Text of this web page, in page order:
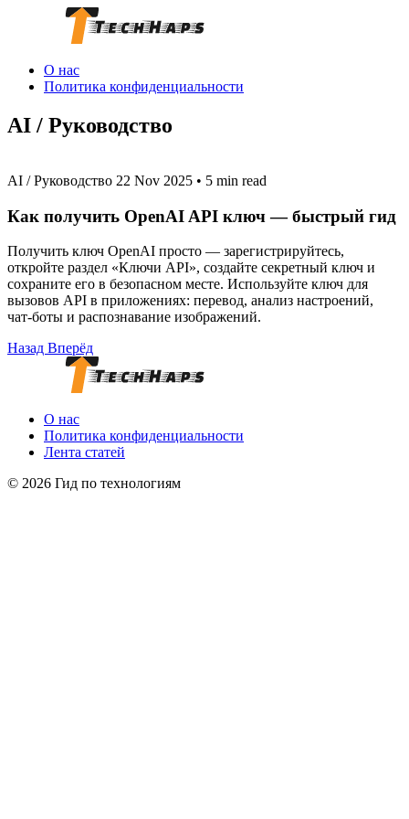
О нас
Политика конфиденциальности
AI / Руководство
AI / Руководство 22 Nov 2025 • 5 min read
Как получить OpenAI API ключ — быстрый гид
Получить ключ OpenAI просто — зарегистрируйтесь,
откройте раздел «Ключи API», создайте секретный ключ и
сохраните его в безопасном месте. Используйте ключ для
вызовов API в приложениях: перевод, анализ настроений,
чат‑боты и распознавание изображений.
Назад Вперёд
О нас
Политика конфиденциальности
Лента статей
© 2026 Гид по технологиям